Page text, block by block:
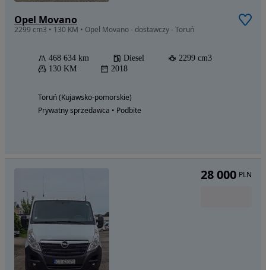
Opel Movano
2299 cm3 • 130 KM • Opel Movano - dostawczy - Toruń
468 634 km Diesel
2299 cm3
130 KM
2018
Toruń (Kujawsko-pomorskie)
Prywatny sprzedawca • Podbite
28 000 PLN